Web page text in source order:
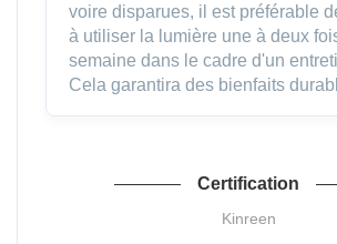
voire disparues, il est préférable
à utiliser la lumière une à deux
semaine dans le cadre d'un
Cela garantira des bienfaits
Certification
Kinreen